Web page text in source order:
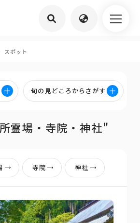
スポット
旬の見どころからさがす
霊場・寺院・神社"
寺院 神社